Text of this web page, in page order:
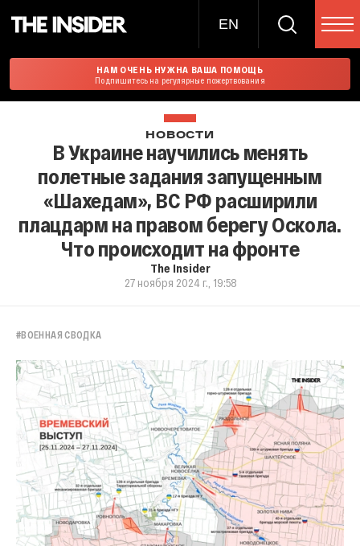
EN
НАМ ОЧЕНЬ НУЖНА ВАША ПОМОЩЬ
Подпишитесь на регулярные пожертвования
НОВОСТИ
В Украине научились менять
полетные задания запущенным
«Шахедам», ВС РФ расширили
плацдарм на правом берегу Оскола.
Что происходит на фронте
The Insider
27 ноября 2024 г., 19:58
#ВОЕННАЯ СВОДКА